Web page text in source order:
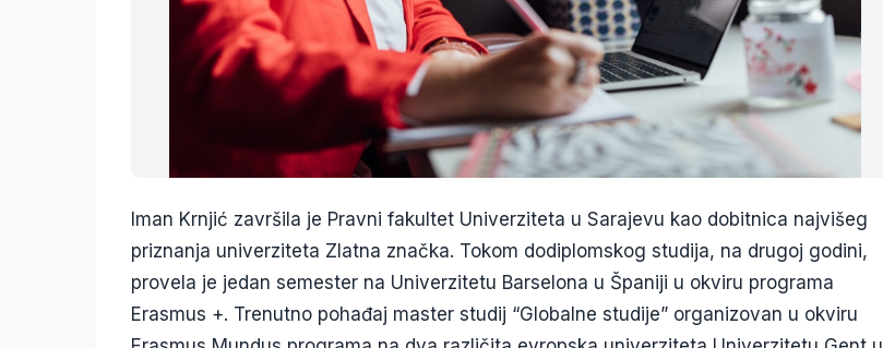
Iman Krnjić završila je Pravni fakultet Univerziteta u Sarajevu kao dobitnica najvišeg
priznanja univerziteta Zlatna značka. Tokom dodiplomskog studija, na drugoj godini,
provela je jedan semester na Univerzitetu Barselona u Španiji u okviru programa
Erasmus +. Trenutno pohađaj master studij “Globalne studije” organizovan u okviru